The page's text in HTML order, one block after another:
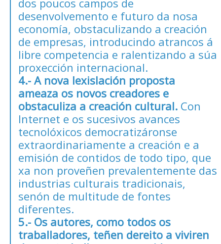
desenvolvemento e futuro da nosa
economía, obstaculizando a creación
de empresas, introducindo atrancos á
libre competencia e ralentizando a súa
proxección internacional.
4.- A nova lexislación proposta
ameaza os novos creadores e
obstaculiza a creación cultural. Con
Internet e os sucesivos avances
tecnolóxicos democratizáronse
extraordinariamente a creación e a
emisión de contidos de todo tipo, que
xa non proveñen prevalentemente das
industrias culturais tradicionais,
senón de multitude de fontes
diferentes.
5.- Os autores, como todos os
traballadores, teñen dereito a viviren